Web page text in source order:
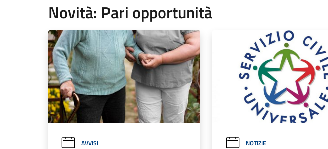
Novità: Pari opportunità
AVVISI NOTIZIE